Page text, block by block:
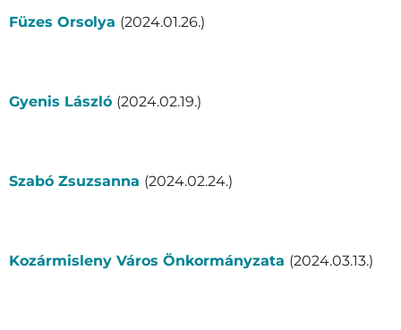
Füzes Orsolya (2024.01.26.)
Gyenis László (2024.02.19.)
Szabó Zsuzsanna (2024.02.24.)
Kozármisleny Város Önkormányzata (2024.03.13.)